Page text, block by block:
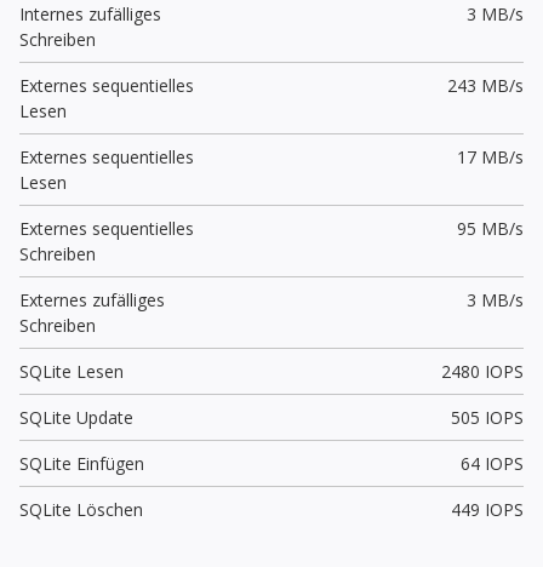
Internes zufälliges
Schreiben
3 MB/s
Externes sequentielles
Lesen
243 MB/s
Externes sequentielles
Lesen
17 MB/s
Externes sequentielles
Schreiben
95 MB/s
Externes zufälliges
Schreiben
3 MB/s
SQLite Lesen
2480 IOPS
SQLite Update
505 IOPS
SQLite Einfügen
64 IOPS
SQLite Löschen
449 IOPS